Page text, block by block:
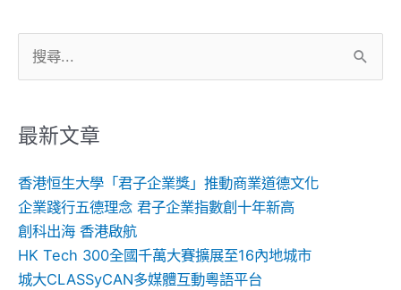
尋
鍵
最新文章
香港恒生大學「君子企業獎」推動商業道德文化
企業踐行五德理念 君子企業指數創十年新高
創科出海 香港啟航
HK Tech 300全國千萬大賽擴展至16內地城市
城大CLASSyCAN多媒體互動粵語平台